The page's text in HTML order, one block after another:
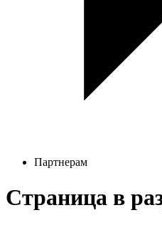
Партнерам
Страница в